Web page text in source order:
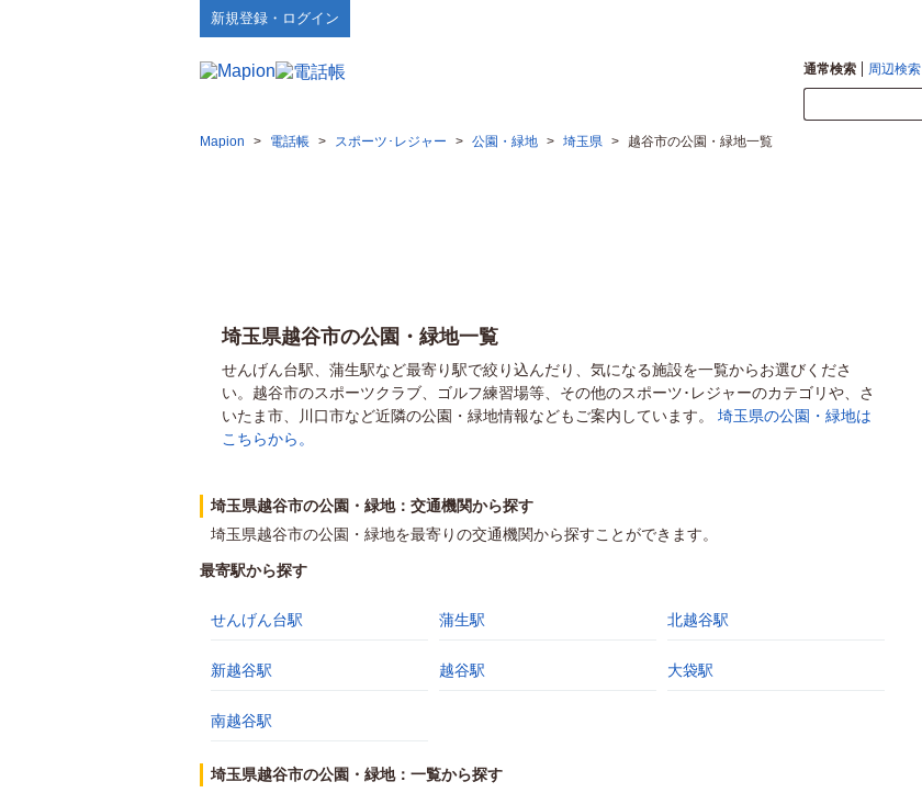
新規登録・ログイン
通常検索 周辺検索
Mapion > 電話帳 > スポーツ･レジャー > 公園・緑地 > 埼玉県 > 越谷市の公園・緑地一覧
埼玉県越谷市の公園・緑地一覧
せんげん台駅、蒲生駅など最寄り駅で絞り込んだり、気になる施設を一覧からお選びくださ
い。越谷市のスポーツクラブ、ゴルフ練習場等、その他のスポーツ･レジャーのカテゴリや、さ
いたま市、川口市など近隣の公園・緑地情報などもご案内しています。 埼玉県の公園・緑地は
こちらから。
埼玉県越谷市の公園・緑地：交通機関から探す
埼玉県越谷市の公園・緑地を最寄りの交通機関から探すことができます。
最寄駅から探す
せんげん台駅 蒲生駅 北越谷駅
新越谷駅 越谷駅 大袋駅
南越谷駅
埼玉県越谷市の公園・緑地：一覧から探す